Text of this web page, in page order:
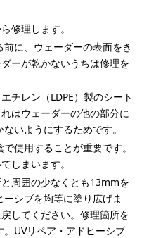
修理します。
に、ウェーダーの表面をき
ーが乾かないうちは修理を
チレン（LDPE）製のシート
はウェーダーの他の部分に
いようにするためです。
使用することが重要です。
しまいます。
周囲の少なくとも13mmを
シブを均等に塗り広げま
してください。修理箇所を
UVリペア・アドヒーシブ